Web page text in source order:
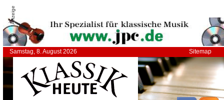
Anzeige
Samstag, 8. August 2026 Sitemap